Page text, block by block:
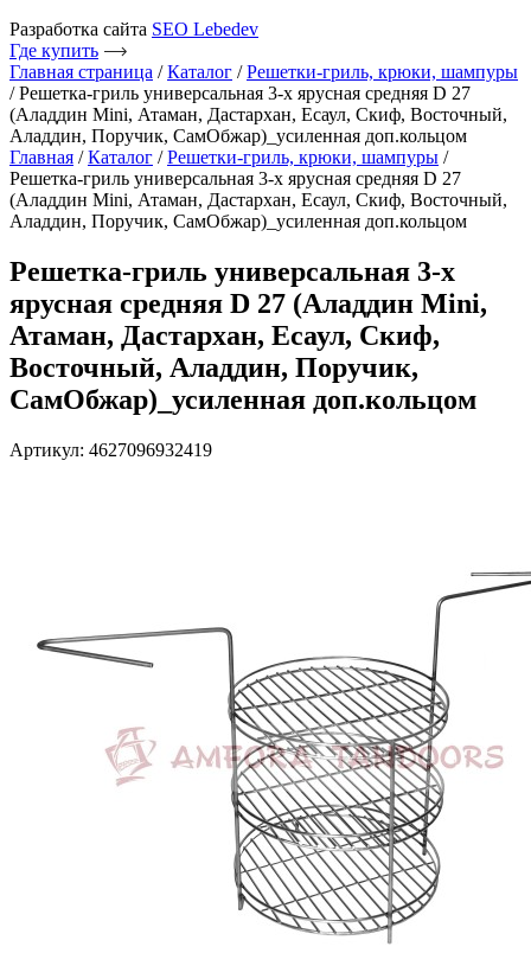
Разработка сайта SEO Lebedev
Где купить
Главная страница /Каталог /Решетки-гриль, крюки, шампуры
/Решетка-гриль универсальная 3-х ярусная средняя D 27
(Аладдин Mini, Атаман, Дастархан, Есаул, Скиф, Восточный,
Аладдин, Поручик, СамОбжар)_усиленная доп.кольцом
Главная /Каталог /Решетки-гриль, крюки, шампуры /
Решетка-гриль универсальная 3-х ярусная средняя D 27
(Аладдин Mini, Атаман, Дастархан, Есаул, Скиф, Восточный,
Аладдин, Поручик, СамОбжар)_усиленная доп.кольцом
Решетка-гриль универсальная 3-х
ярусная средняя D 27 (Аладдин Mini,
Атаман, Дастархан, Есаул, Скиф,
Восточный, Аладдин, Поручик,
СамОбжар)_усиленная доп.кольцом
Артикул: 4627096932419